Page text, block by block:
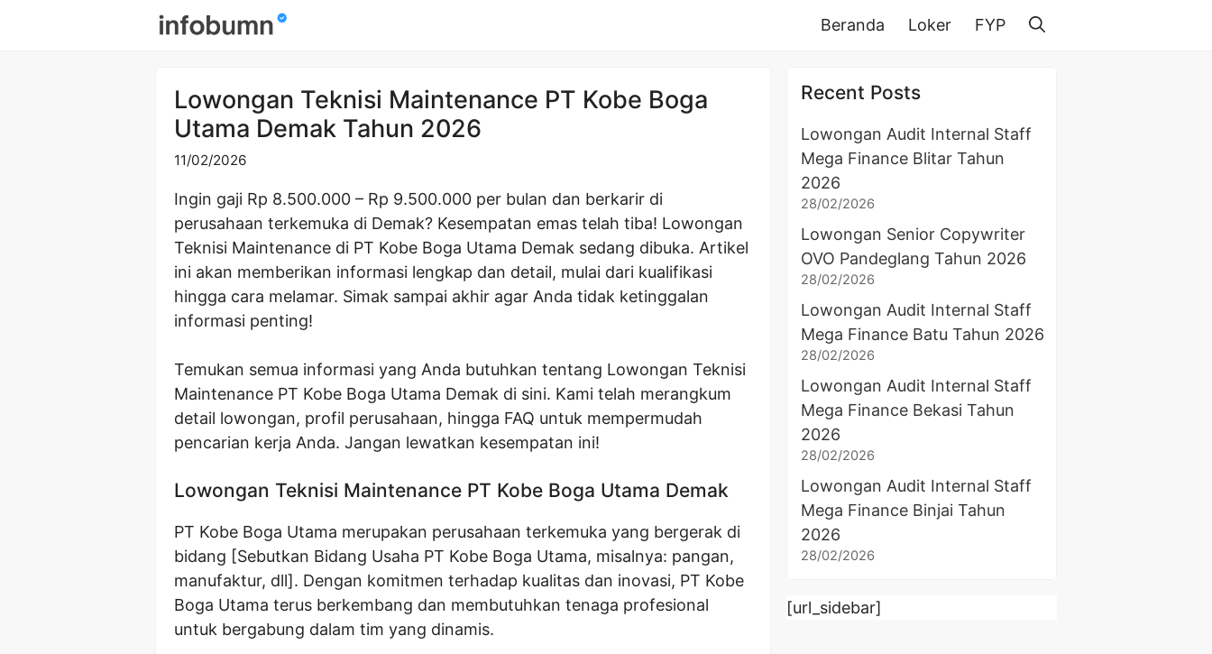
Beranda Loker FYP
Lowongan Teknisi Maintenance PT Kobe Boga
Utama Demak Tahun 2026
11/02/2026
Ingin gaji Rp 8.500.000 – Rp 9.500.000 per bulan dan berkarir di
perusahaan terkemuka di Demak? Kesempatan emas telah tiba! Lowongan
Teknisi Maintenance di PT Kobe Boga Utama Demak sedang dibuka. Artikel
ini akan memberikan informasi lengkap dan detail, mulai dari kualifikasi
hingga cara melamar. Simak sampai akhir agar Anda tidak ketinggalan
informasi penting!
Temukan semua informasi yang Anda butuhkan tentang Lowongan Teknisi
Maintenance PT Kobe Boga Utama Demak di sini. Kami telah merangkum
detail lowongan, profil perusahaan, hingga FAQ untuk mempermudah
pencarian kerja Anda. Jangan lewatkan kesempatan ini!
Lowongan Teknisi Maintenance PT Kobe Boga Utama Demak
PT Kobe Boga Utama merupakan perusahaan terkemuka yang bergerak di
bidang [Sebutkan Bidang Usaha PT Kobe Boga Utama, misalnya: pangan,
manufaktur, dll]. Dengan komitmen terhadap kualitas dan inovasi, PT Kobe
Boga Utama terus berkembang dan membutuhkan tenaga profesional
untuk bergabung dalam tim yang dinamis.
Recent Posts
Lowongan Audit Internal Staff
Mega Finance Blitar Tahun
2026
28/02/2026
Lowongan Senior Copywriter
OVO Pandeglang Tahun 2026
28/02/2026
Lowongan Audit Internal Staff
Mega Finance Batu Tahun 2026
28/02/2026
Lowongan Audit Internal Staff
Mega Finance Bekasi Tahun
2026
28/02/2026
Lowongan Audit Internal Staff
Mega Finance Binjai Tahun
2026
28/02/2026
[url_sidebar]